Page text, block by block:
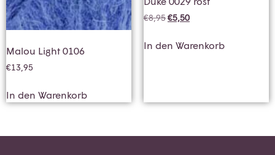
Malou Light 0106
€13,95
In den Warenkorb
€8,95€5,50
In den Warenkorb